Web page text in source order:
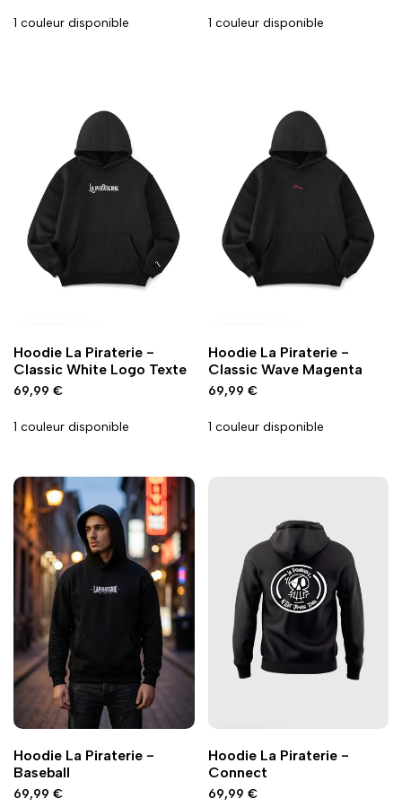
1 couleur disponible 1 couleur disponible
à
la
wishlist
à
la
comparaison
Vue
rapide
Hoodie La Piraterie -
Classic White Logo Texte
Prix
69,99 €
1 couleur disponible
à
la
wishlist
à
la
comparaison
Vue
rapide
Hoodie La Piraterie -
Classic Wave Magenta
Prix
69,99 €
1 couleur disponible
à
la
wishlist
à
la
comparaison
Vue
rapide
Hoodie La Piraterie -
Baseball
Prix
69,99 €
à
la
wishlist
à
la
comparaison
Vue
rapide
Hoodie La Piraterie -
Connect
Prix
69,99 €